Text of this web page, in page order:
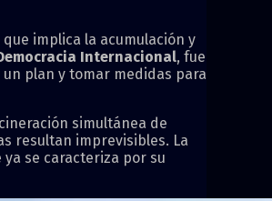
implica la acumulación y
Internacional, fue
plan y tomar medidas para
simultánea de
resultan imprevisibles. La
se caracteriza por su